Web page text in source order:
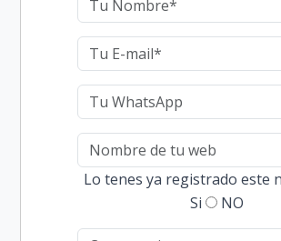
Lo tenes ya registrado este
Si
NO